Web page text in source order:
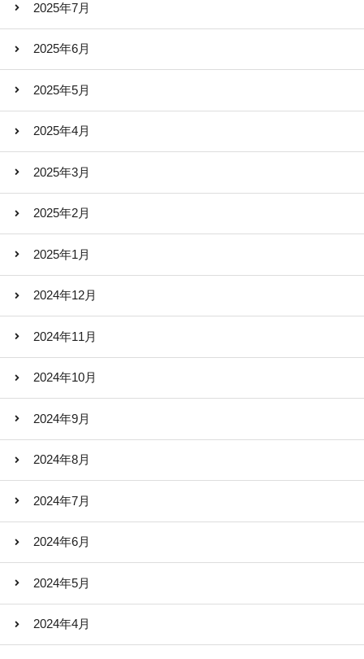
2025年7月
2025年6月
2025年5月
2025年4月
2025年3月
2025年2月
2025年1月
2024年12月
2024年11月
2024年10月
2024年9月
2024年8月
2024年7月
2024年6月
2024年5月
2024年4月